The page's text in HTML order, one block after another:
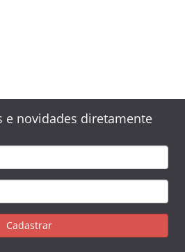
e novidades diretamente
Cadastrar